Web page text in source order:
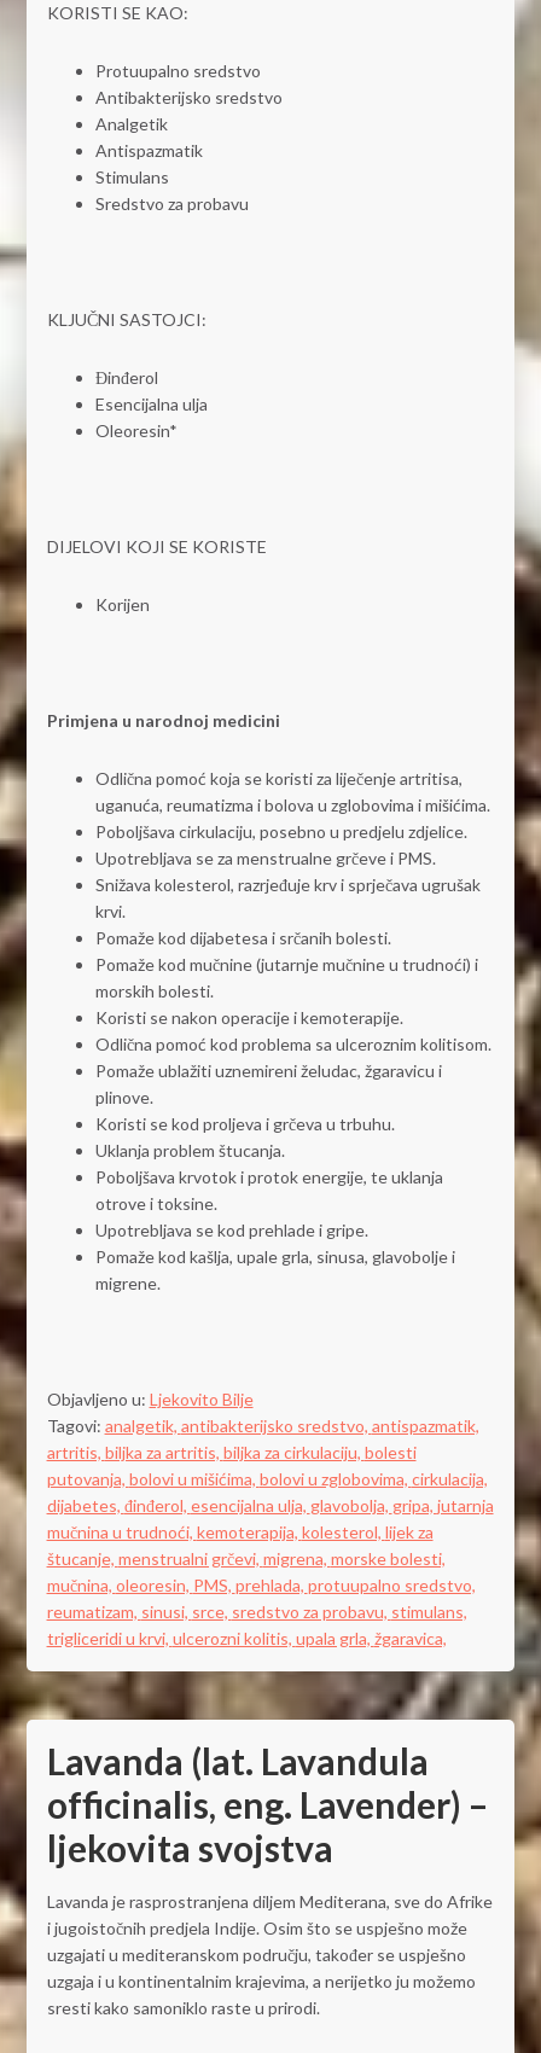
KORISTI SE KAO:
Protuupalno sredstvo
Antibakterijsko sredstvo
Analgetik
Antispazmatik
Stimulans
Sredstvo za probavu
KLJUČNI SASTOJCI:
Đinđerol
Esencijalna ulja
Oleoresin*
DIJELOVI KOJI SE KORISTE
Korijen
Primjena u narodnoj medicini
Odlična pomoć koja se koristi za liječenje artritisa,
uganuća, reumatizma i bolova u zglobovima i mišićima.
Poboljšava cirkulaciju, posebno u predjelu zdjelice.
Upotrebljava se za menstrualne grčeve i PMS.
Snižava kolesterol, razrjeđuje krv i sprječava ugrušak
krvi.
Pomaže kod dijabetesa i srčanih bolesti.
Pomaže kod mučnine (jutarnje mučnine u trudnoći) i
morskih bolesti.
Koristi se nakon operacije i kemoterapije.
Odlična pomoć kod problema sa ulceroznim kolitisom.
Pomaže ublažiti uznemireni želudac, žgaravicu i
plinove.
Koristi se kod proljeva i grčeva u trbuhu.
Uklanja problem štucanja.
Poboljšava krvotok i protok energije, te uklanja
otrove i toksine.
Upotrebljava se kod prehlade i gripe.
Pomaže kod kašlja, upale grla, sinusa, glavobolje i
migrene.
Objavljeno u: Ljekovito Bilje
Tagovi: analgetik, antibakterijsko sredstvo, antispazmatik,
artritis, biljka za artritis, biljka za cirkulaciju, bolesti
putovanja, bolovi u mišićima, bolovi u zglobovima, cirkulacija,
dijabetes, đinđerol, esencijalna ulja, glavobolja, gripa, jutarnja
mučnina u trudnoći, kemoterapija, kolesterol, lijek za
štucanje, menstrualni grčevi, migrena, morske bolesti,
mučnina, oleoresin, PMS, prehlada, protuupalno sredstvo,
reumatizam, sinusi, srce, sredstvo za probavu, stimulans,
trigliceridi u krvi, ulcerozni kolitis, upala grla, žgaravica,
Lavanda (lat. Lavandula
officinalis, eng. Lavender) –
ljekovita svojstva
Lavanda je rasprostranjena diljem Mediterana, sve do Afrike
i jugoistočnih predjela Indije. Osim što se uspješno može
uzgajati u mediteranskom području, također se uspješno
uzgaja i u kontinentalnim krajevima, a nerijetko ju možemo
sresti kako samoniklo raste u prirodi.